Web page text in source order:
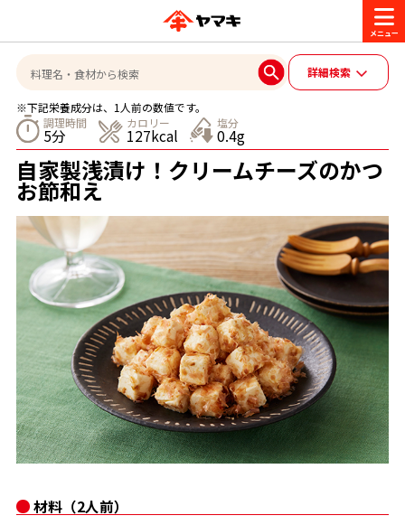
商品情報
ブランド一覧
ヤマキ『めんつゆ』 ヤマキ 割烹白だし
レシピ
おいしいレシピを探す
おいしいレシピトップ
主食レシピ
主菜レシピ
汁物レシピ
かつお節・だしを楽しむ
かつお節・だしを知る
だしの取り方
かつお節の削り方
かつお節・だしをもっと知る
CM・キャンペーン
キャンペーン一覧
企業・採用情報
企業情報
- 百年対話
- ヤマキ かつお節プラス®
採用情報
お問い合わせ
ヤマキお客様相談室
オンラインショップ
コミュニティサイト
Global
詳細検索
※下記栄養成分は、1人前の数値です。
調理時間
5分
カロリー
127kcal
塩分
0.4g
自家製浅漬け！クリームチーズのかつ
お節和え
材料（2人前）